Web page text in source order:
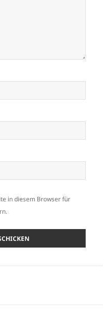
in diesem Browser für